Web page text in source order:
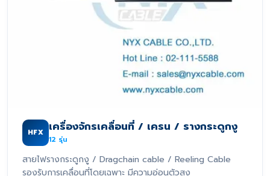
HFX เครื่องจักรเคลื่อนที่ / เครน / รางกระดูกงู
12 รุ่น
สายไฟรางกระดูกงู / Dragchain cable / Reeling Cable
รองรับการเคลื่อนที่โดยเฉพาะ มีความอ่อนตัวสูง